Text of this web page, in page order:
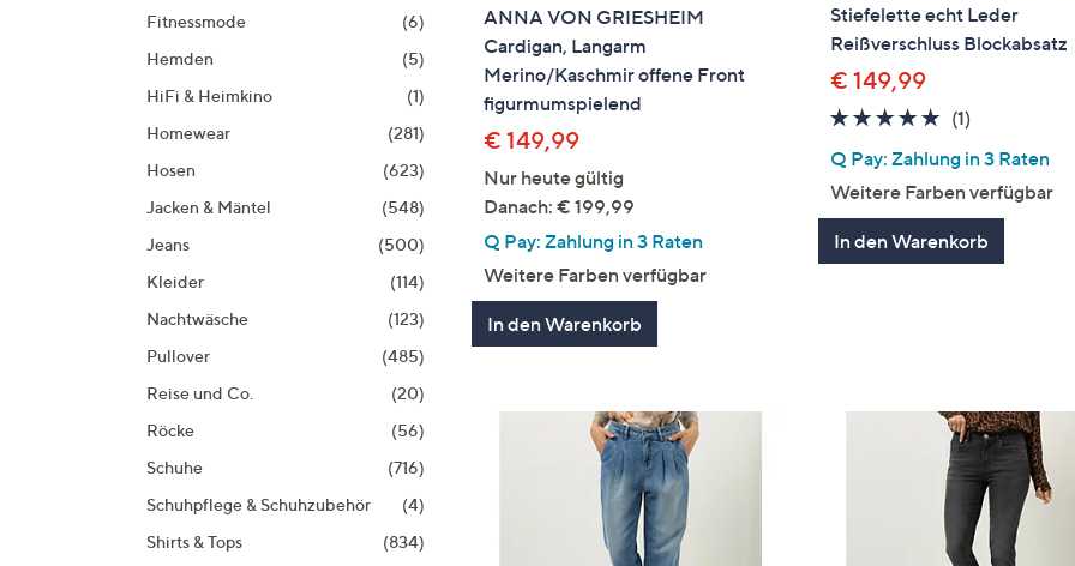
Fitnessmode
(6)
Hemden
(5)
HiFi & Heimkino
(1)
Homewear
(281)
Hosen
(623)
Jacken & Mäntel
(548)
Jeans
(500)
Kleider
(114)
Nachtwäsche
(123)
Pullover
(485)
Reise und Co.
(20)
Röcke
(56)
Schuhe
(716)
Schuhpflege & Schuhzubehör
(4)
Shirts & Tops
(834)
ANNA VON GRIESHEIM
Cardigan, Langarm
Merino/Kaschmir offene Front
figurmumspielend
€ 149,99
Nur heute gültig
Danach: € 199,99
Q Pay: Zahlung in 3 Raten
Weitere Farben verfügbar
In den Warenkorb
Stiefelette echt Leder
Reißverschluss Blockabsatz
€ 149,99
5.0
5
(1)
Q Pay: Zahlung in 3 Raten
Weitere Farben verfügbar
In den Warenkorb